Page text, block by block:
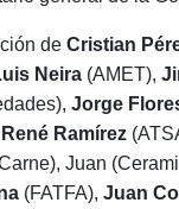
de Cristian
Neira (AMET),
Jorge
René Ramírez
Juan
(FATFA), Juan